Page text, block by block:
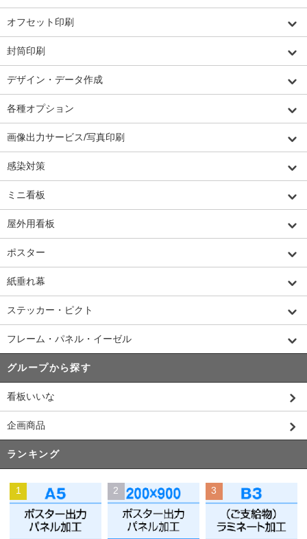
オフセット印刷
封筒印刷
デザイン・データ作成
各種オプション
画像出力サービス/写真印刷
感染対策
ミニ看板
屋外用看板
ポスター
紙垂れ幕
ステッカー・ピクト
フレーム・パネル・イーゼル
グループから探す
看板いいな
企画商品
ランキング
1 2 3